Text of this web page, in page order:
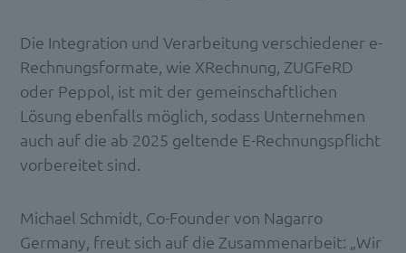
Die Integration und Verarbeitung verschiedener e-
Rechnungsformate, wie XRechnung, ZUGFeRD
oder Peppol, ist mit der gemeinschaftlichen
Lösung ebenfalls möglich, sodass Unternehmen
auch auf die ab 2025 geltende E-Rechnungspflicht
vorbereitet sind.
Michael Schmidt, Co-Founder von Nagarro
Germany, freut sich auf die Zusammenarbeit: „Wir